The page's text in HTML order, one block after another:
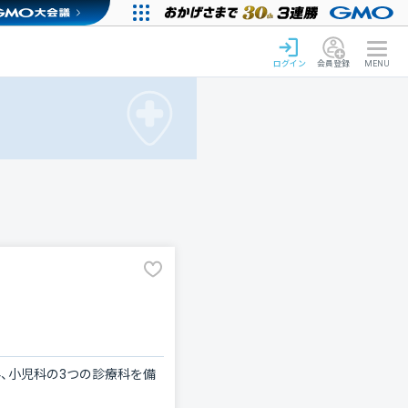
ログイン 会員登録 MENU
小児科の3つの診療科を備